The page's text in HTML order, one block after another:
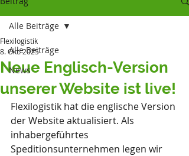
Alle Beiträge
News
Alle Beiträge
Neue Englisch-Version
unserer Website ist live!
Flexilogistik
8. Okt. 2025
Flexilogistik hat die englische Version
der Website aktualisiert. Als
inhabergeführtes
Speditionsunternehmen legen wir